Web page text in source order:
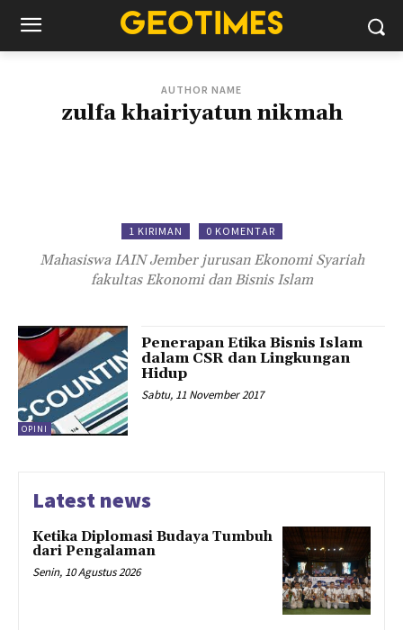
AUTHOR NAME
zulfa khairiyatun nikmah
1 KIRIMAN 0 KOMENTAR
Mahasiswa IAIN Jember jurusan Ekonomi Syariah
fakultas Ekonomi dan Bisnis Islam
OPINI
Penerapan Etika Bisnis Islam
dalam CSR dan Lingkungan
Hidup
Sabtu, 11 November 2017
Latest news
Ketika Diplomasi Budaya Tumbuh
dari Pengalaman
Senin, 10 Agustus 2026